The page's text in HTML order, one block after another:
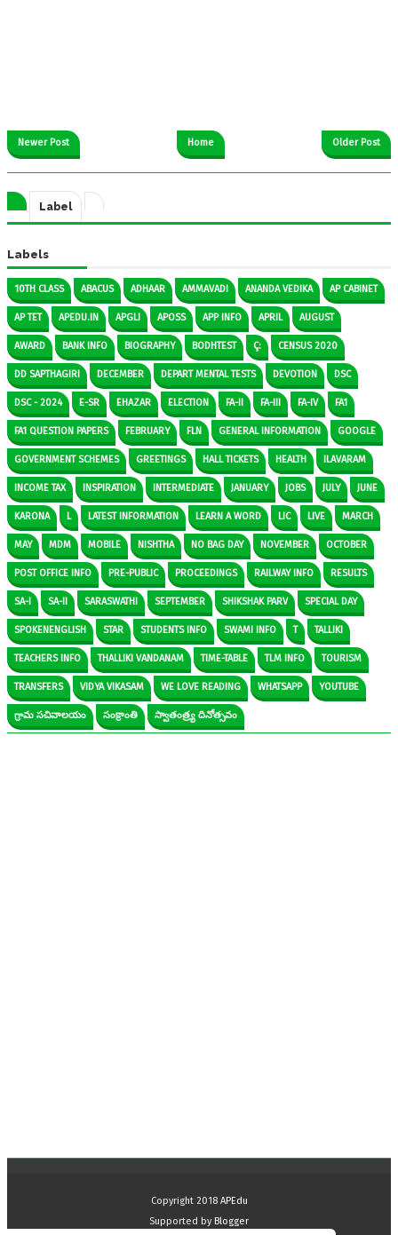
Newer Post Older Post
Home
Label
Labels
10TH CLASS ABACUS ADHAAR AMMAVADI ANANDA VEDIKA AP CABINET
AP TET APEDU.IN APGLI APOSS APP INFO APRIL AUGUST
AWARD BANK INFO BIOGRAPHY BODHTEST Ç: CENSUS 2020
DD SAPTHAGIRI DECEMBER DEPART MENTAL TESTS DEVOTION DSC
DSC - 2024 E-SR EHAZAR ELECTION FA-II FA-III FA-IV FA1
FA1 QUESTION PAPERS FEBRUARY FLN GENERAL INFORMATION GOOGLE
GOVERNMENT SCHEMES GREETINGS HALL TICKETS HEALTH ILAVARAM
INCOME TAX INSPIRATION INTERMEDIATE JANUARY JOBS JULY JUNE
KARONA L LATEST INFORMATION LEARN A WORD LIC LIVE MARCH
MAY MDM MOBILE NISHTHA NO BAG DAY NOVEMBER OCTOBER
POST OFFICE INFO PRE-PUBLIC PROCEEDINGS RAILWAY INFO RESULTS
SA-I SA-II SARASWATHI SEPTEMBER SHIKSHAK PARV SPECIAL DAY
SPOKENENGLISH STAR STUDENTS INFO SWAMI INFO T TALLIKI
TEACHERS INFO THALLIKI VANDANAM TIME-TABLE TLM INFO TOURISM
TRANSFERS VIDYA VIKASAM WE LOVE READING WHATSAPP YOUTUBE
గ్రామ సచివాలయం సంక్రాంతి స్వాతంత్ర్య దినోత్సవం
Copyright 2018 APEdu
Supported by Blogger